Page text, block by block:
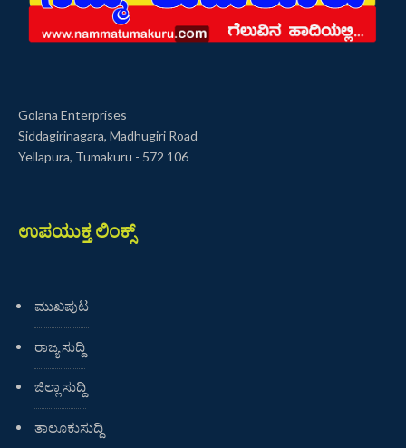
Golana Enterprises
Siddagirinagara, Madhugiri Road
Yellapura, Tumakuru - 572 106
ಉಪಯುಕ್ತ ಲಿಂಕ್ಸ್
ಮುಖಪುಟ
ರಾಜ್ಯ ಸುದ್ದಿ
ಜಿಲ್ಲಾ ಸುದ್ದಿ
ತಾಲೂಕುಸುದ್ದಿ